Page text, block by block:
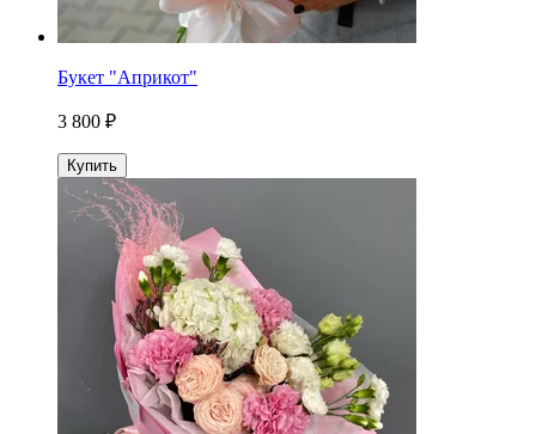
Букет "Априкот"
3 800 ₽
Купить